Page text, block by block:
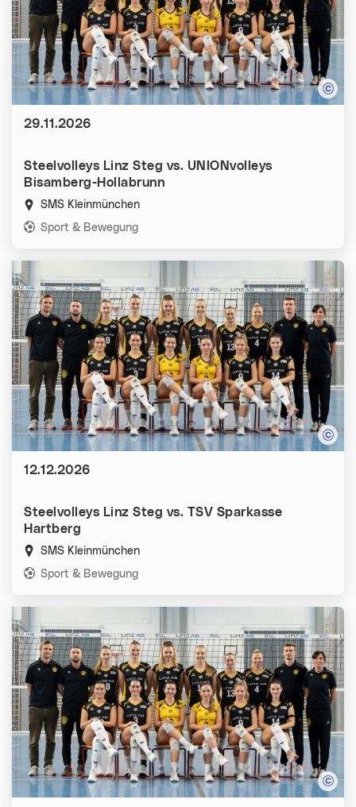
Steelvolleys Linz Steg vs. UNIONvolleys
Bisamberg-Hollabrunn
SMS Kleinmünchen
Kategorien:
Sport & Bewegung
Datum:
29.11.2026
Steelvolleys Linz Steg vs. TSV Sparkasse
Hartberg
SMS Kleinmünchen
Kategorien:
Sport & Bewegung
Datum:
12.12.2026